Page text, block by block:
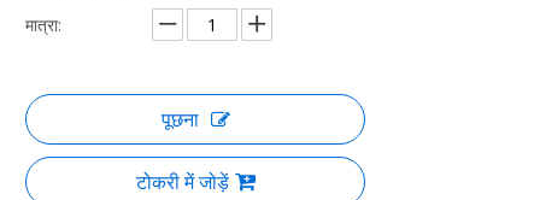
मात्रा:
पूछना
टोकरी में जोड़ें